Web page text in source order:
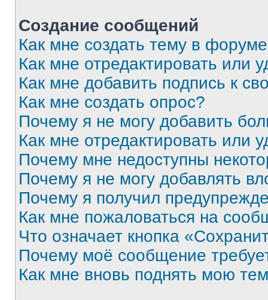
Создание сообщений
Как мне создать тему в
Как мне отредактировать или
Как мне добавить подпись к
Как мне создать опрос?
Почему я не могу добавить
Как мне отредактировать или
Почему мне недоступны
Почему я не могу добавлять
Почему я получил
Как мне пожаловаться на
Что означает кнопка
Почему моё сообщение
Как мне вновь поднять мою